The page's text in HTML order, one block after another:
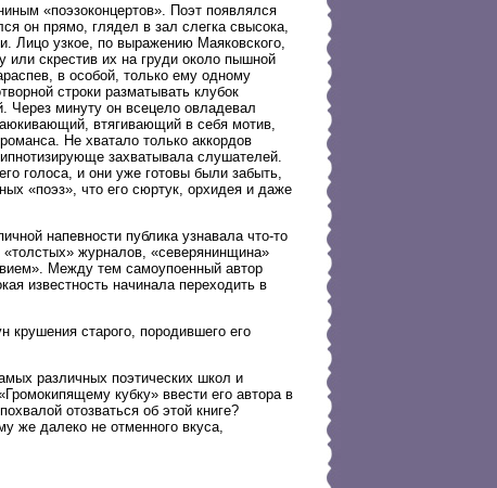
«поэзоконцертов». Поэт появлялся
он прямо, глядел в зал слегка свысока,
Лицо узкое, по выражению Маяковского,
или скрестив их на груди около пышной
в особой, только ему одному
строки разматывать клубок
Через минуту он всецело овладевал
втягивающий в себя мотив,
Не хватало только аккордов
захватывала слушателей.
голоса, и они уже готовы были забыть,
«поэз», что его сюртук, орхидея и даже
напевности публика узнавала что-то
журналов, «северянинщина»
Между тем самоупоенный автор
известность начинала переходить в
крушения старого, породившего его
различных поэтических школ и
кубку» ввести его автора в
отозваться об этой книге?
же далеко не отменного вкуса,